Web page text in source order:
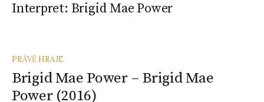
Interpret: Brigid Mae Power
PRÁVĚ HRAJE
Brigid Mae Power – Brigid Mae
Power (2016)